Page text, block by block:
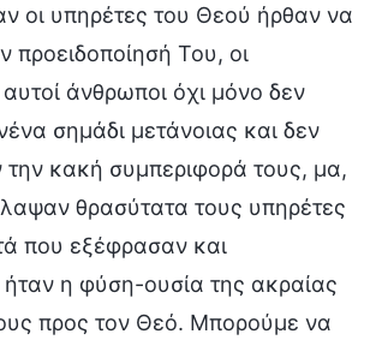
οι υπηρέτες του Θεού ήρθαν να
προειδοποίησή Του, οι
άνθρωποι όχι μόνο δεν
σημάδι μετάνοιας και δεν
την κακή συμπεριφορά τους, μα,
θρασύτατα τους υπηρέτες
που εξέφρασαν και
η φύση-ουσία της ακραίας
προς τον Θεό. Μπορούμε να